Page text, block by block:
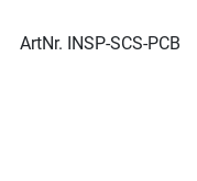
ArtNr. INSP-SCS-PCB